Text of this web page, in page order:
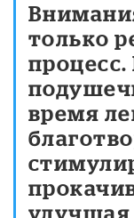
только
время
улучшая